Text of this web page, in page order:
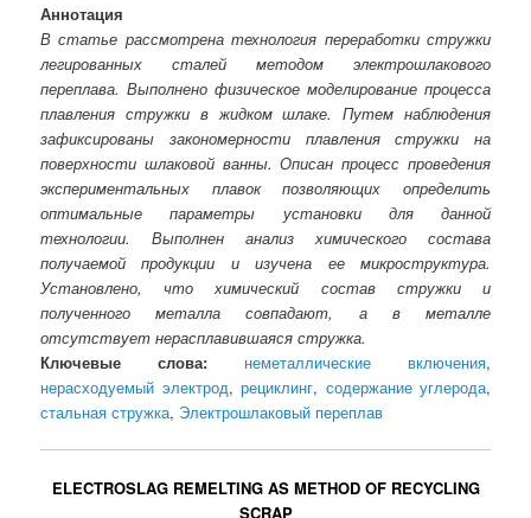
Аннотация
В статье рассмотрена технология переработки стружки
легированных сталей методом электрошлакового
переплава. Выполнено физическое моделирование процесса
плавления стружки в жидком шлаке. Путем наблюдения
зафиксированы закономерности плавления стружки на
поверхности шлаковой ванны. Описан процесс проведения
экспериментальных плавок позволяющих определить
оптимальные параметры установки для данной
технологии. Выполнен анализ химического состава
получаемой продукции и изучена ее микроструктура.
Установлено, что химический состав стружки и
полученного металла совпадают, а в металле
отсутствует нерасплавившаяся стружка.
Ключевые слова:
неметаллические включения,
нерасходуемый электрод,рециклинг, содержание углерода,
стальная стружка, Электрошлаковый переплав
ELECTROSLAG REMELTING AS METHOD OF RECYCLING
SCRAP